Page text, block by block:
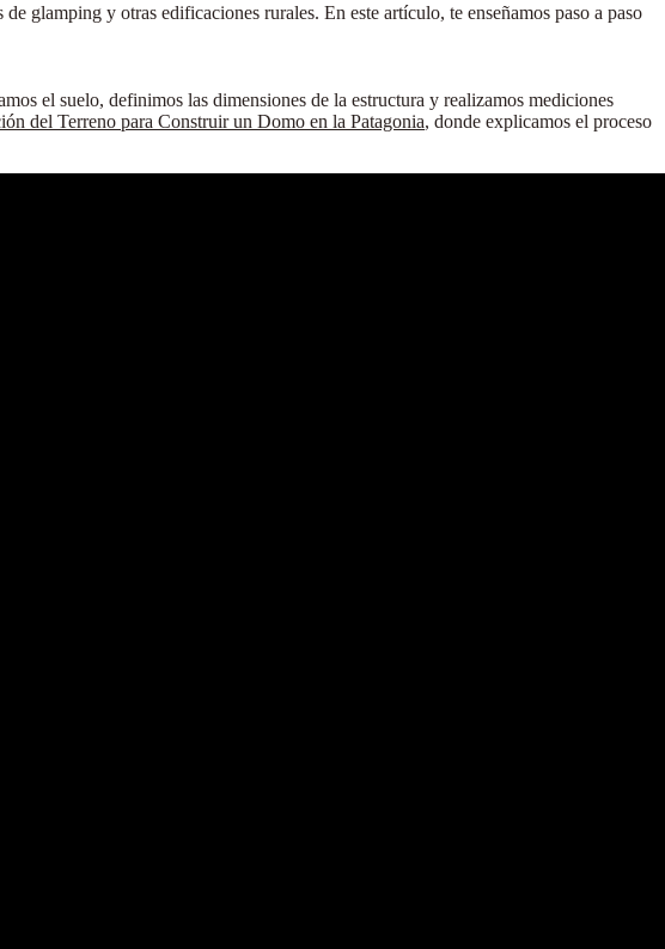
glamping y otras edificaciones rurales. En este artículo, te enseñamos paso a paso
el suelo, definimos las dimensiones de la estructura y realizamos mediciones
del Terreno para Construir un Domo en la Patagonia, donde explicamos el proceso